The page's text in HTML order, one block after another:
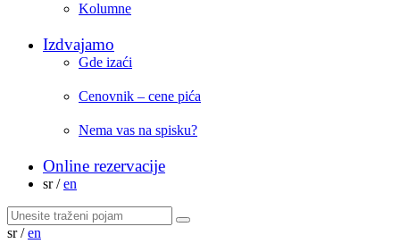
Kolumne
Izdvajamo
Gde izaći
Cenovnik – cene pića
Nema vas na spisku?
Online rezervacije
sr / en
sr / en